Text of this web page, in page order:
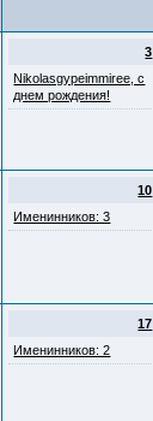
3
Nikolasgypeimmiree, с
днем рождения!
10
Именинников: 3
17
Именинников: 2